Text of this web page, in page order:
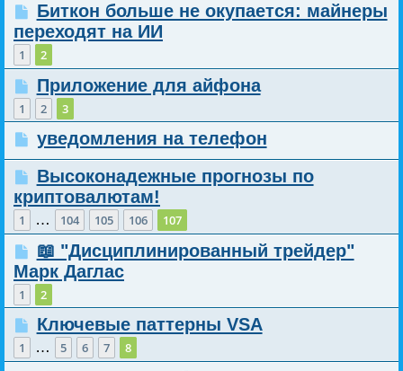
Биткон больше не окупается: майнеры
переходят на ИИ
1 2
Приложение для айфона
1 2 3
уведомления на телефон
Высоконадежные прогнозы по
криптовалютам!
1 … 104 105 106 107
📖 "Дисциплинированный трейдер"
Марк Даглас
1 2
Ключевые паттерны VSA
1 … 5 6 7 8